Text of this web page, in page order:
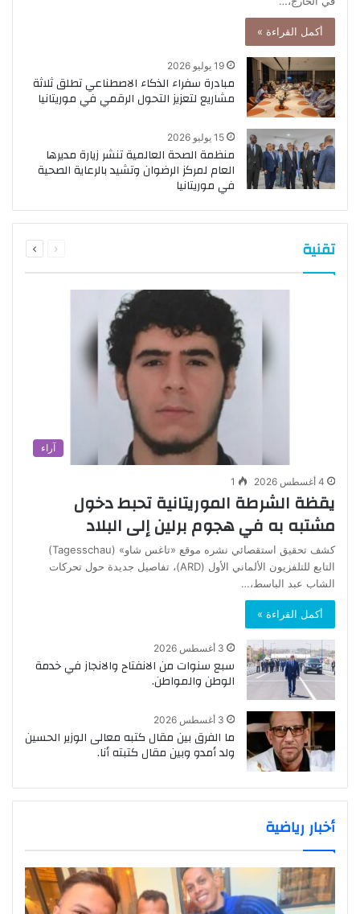
أكمل القراءة »
19 يوليو 2026
مبادرة سفراء الذكاء الاصطناعي تطلق ثلاثة
مشاريع لتعزيز التحول الرقمي في موريتانيا
15 يوليو 2026
منظمة الصحة العالمية تنشر زيارة مديرها
العام لمركز الرضوان وتشيد بالرعاية الصحية
في موريتانيا
تقنية
الصفحة
آراء
4 أغسطس 2026 1
يقظة الشرطة الموريتانية تحبط دخول
مشتبه به في هجوم برلين إلى البلاد
كشف تحقيق استقصائي نشره موقع «تاغس شاو» (Tagesschau)
التابع للتلفزيون الألماني الأول (ARD)، تفاصيل جديدة حول تحركات
الشاب عبد الباسط،…
أكمل القراءة »
3 أغسطس 2026
سبع سنوات من الانفتاح والانجاز في خدمة
الوطن والمواطن.
3 أغسطس 2026
ما الفرق بين مقال كتبه معالى الوزير الحسين
ولد أمدو وبين مقال كتبته أنا.
أخبار رياضية